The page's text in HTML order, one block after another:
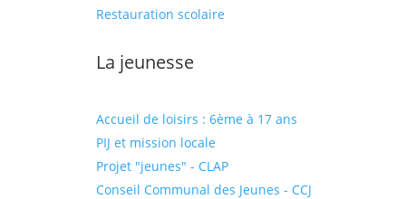
Restauration scolaire
La jeunesse
Accueil de loisirs : 6ème à 17 ans
PIJ et mission locale
Projet "jeunes" - CLAP
Conseil Communal des Jeunes - CCJ